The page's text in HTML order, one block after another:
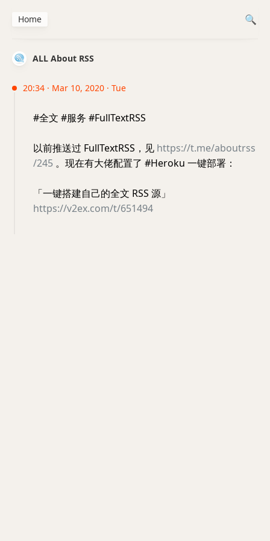
ALL About RSS
20:34 · Mar 10, 2020 · Tue
#全文 #服务 #FullTextRSS
以前推送过 FullTextRSS，见 https://t.me/aboutrss
/245 。现在有大佬配置了 #Heroku 一键部署：
「一键搭建自己的全文 RSS 源」
https://v2ex.com/t/651494
Home